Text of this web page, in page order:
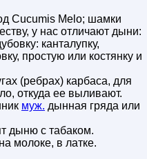
Cucumis Melo; шамки
у нас отличают дыни:
канталупку,
простую или костянку и
(ребрах) карбаса, для
откуда ее выливают.
муж. дынная гряда или
дыню с табаком.
молоке, в латке.